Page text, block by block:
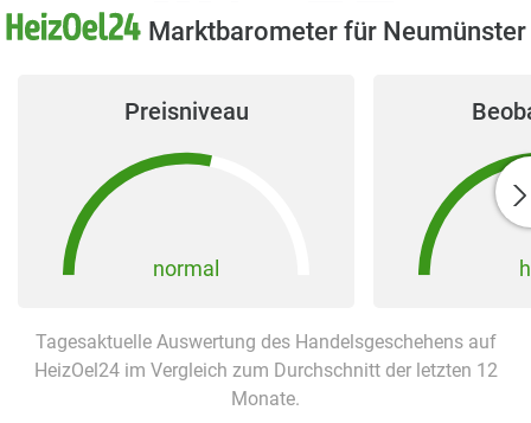
Marktbarometer für Neumünster
Preisniveau
normal
Tagesaktuelle Auswertung des Handelsgeschehens auf
HeizOel24 im Vergleich zum Durchschnitt der letzten 12
Monate.